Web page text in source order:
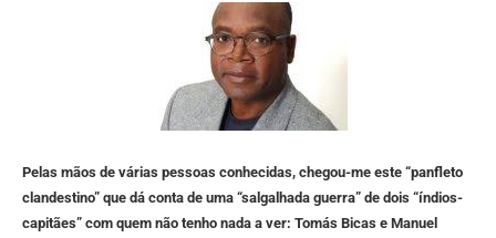
Pelas mãos de várias pessoas conhecidas, chegou-me este “panfleto
clandestino” que dá conta de uma “salgalhada guerra” de dois “índios-
capitães” com quem não tenho nada a ver: Tomás Bicas e Manuel